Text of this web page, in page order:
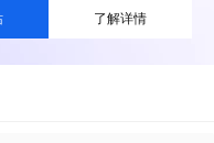
了解详情